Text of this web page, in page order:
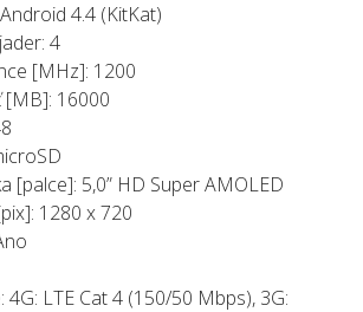
4.4 (KitKat)
4
[MHz]: 1200
[MB]: 16000
[palce]: 5,0” HD Super AMOLED
1280 x 720
LTE Cat 4 (150/50 Mbps), 3G: